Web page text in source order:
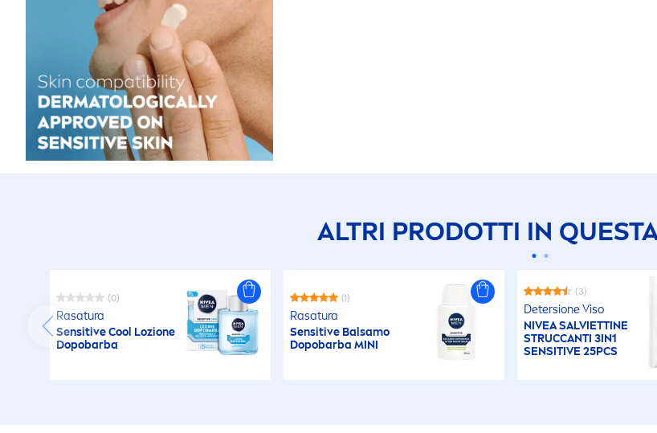
ALTRI PRODOTTI IN
(0)
Rasatura
SensitiveCool Lozione
Dopobarba
(1)
Rasatura
SensitiveBalsamo
Dopobarba MINI
(3)
Detersione Viso
NIVEASALVIETTINE
STRUCCANTI 3IN1
SENSITIVE25PCS